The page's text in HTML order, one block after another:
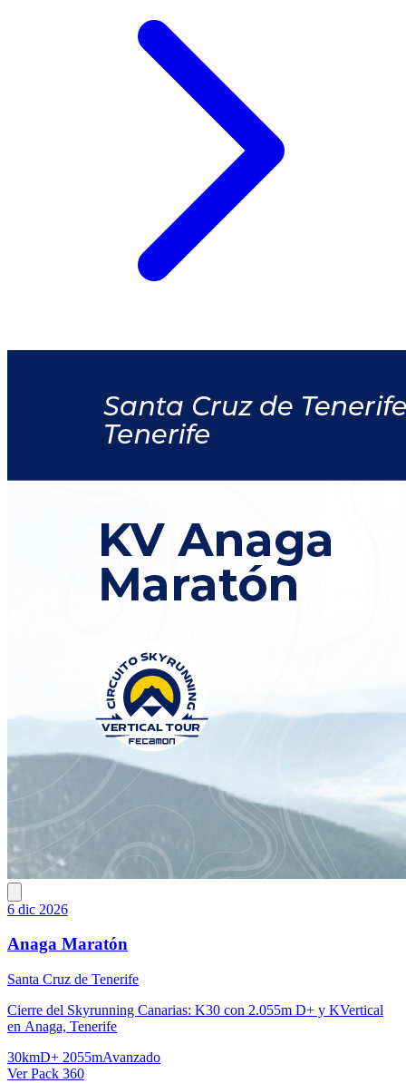
6 dic 2026
Anaga Maratón
Santa Cruz de Tenerife
Cierre del Skyrunning Canarias: K30 con 2.055m D+ y KVertical
en Anaga, Tenerife
30kmD+ 2055mAvanzado
Ver Pack 360